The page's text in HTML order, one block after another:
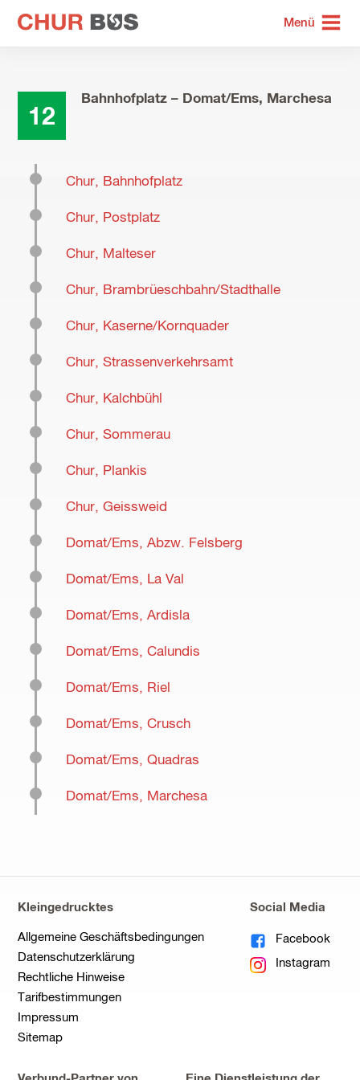
zur
Startseite
Menü
12
Bahnhofplatz – Domat/Ems, Marchesa
Chur, Bahnhofplatz
Chur, Postplatz
Chur, Malteser
Chur, Brambrüeschbahn/Stadthalle
Chur, Kaserne/Kornquader
Chur, Strassenverkehrsamt
Chur, Kalchbühl
Chur, Sommerau
Chur, Plankis
Chur, Geissweid
Domat/Ems, Abzw. Felsberg
Domat/Ems, La Val
Domat/Ems, Ardisla
Domat/Ems, Calundis
Domat/Ems, Riel
Domat/Ems, Crusch
Domat/Ems, Quadras
Domat/Ems, Marchesa
Kleingedrucktes
Allgemeine Geschäftsbedingungen
Datenschutzerklärung
Rechtliche Hinweise
Tarifbestimmungen
Impressum
Sitemap
Social Media
Facebook
Instagram